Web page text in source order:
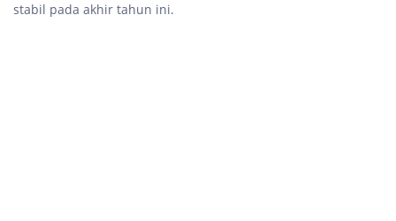
stabil pada akhir tahun ini.